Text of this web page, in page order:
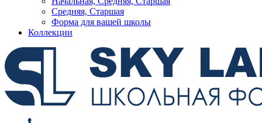
Средняя, Старшая
Форма для вашей школы
Коллекции